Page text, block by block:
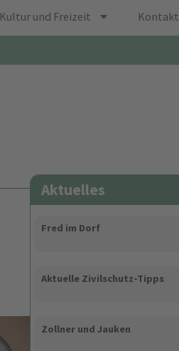
Kultur und Freizeit Kontakt
Aktuelles
Fred im Dorf
Aktuelle Zivilschutz-Tipps
Zollner und Jauken